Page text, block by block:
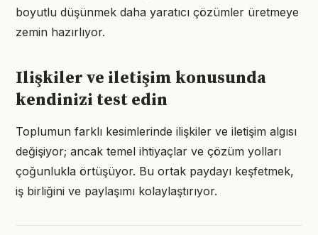
boyutlu düşünmek daha yaratıcı çözümler üretmeye
zemin hazırlıyor.
Ilişkiler ve iletişim konusunda
kendinizi test edin
Toplumun farklı kesimlerinde ilişkiler ve iletişim algısı
değişiyor; ancak temel ihtiyaçlar ve çözüm yolları
çoğunlukla örtüşüyor. Bu ortak paydayı keşfetmek,
iş birliğini ve paylaşımı kolaylaştırıyor.